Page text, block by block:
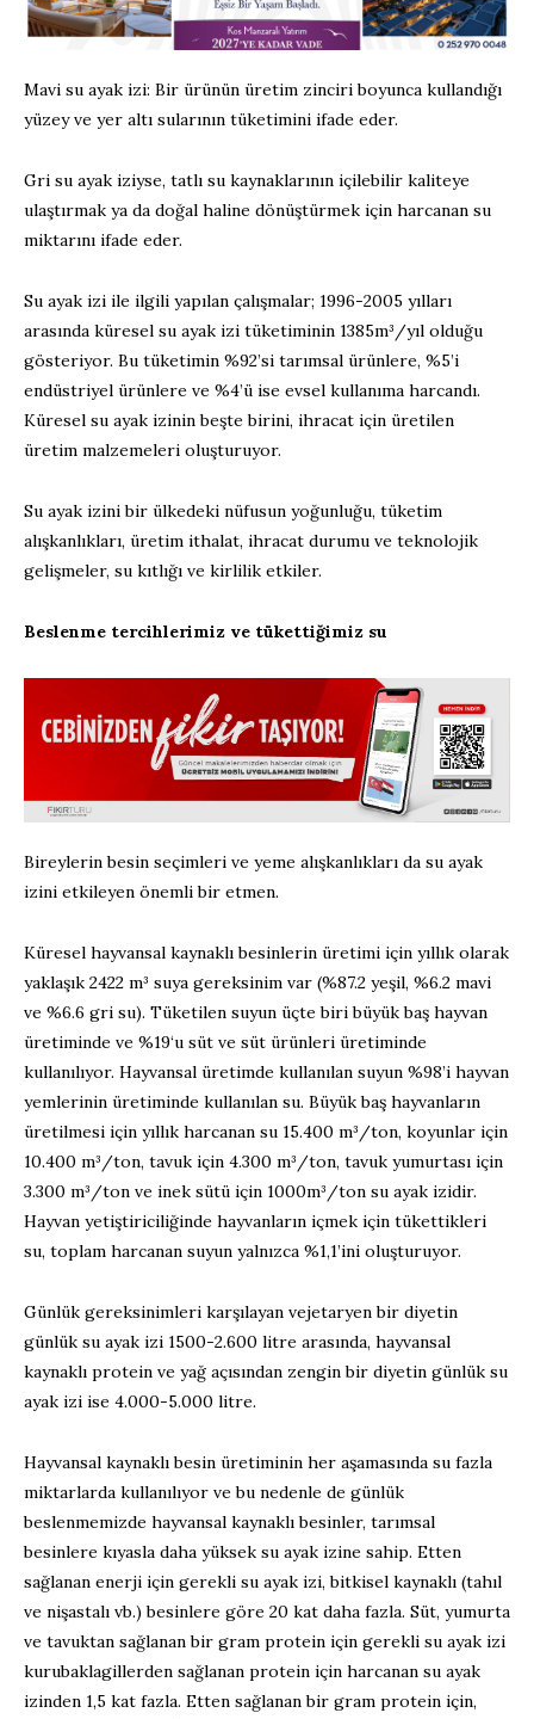
Mavi su ayak izi: Bir ürünün üretim zinciri boyunca kullandığı
yüzey ve yer altı sularının tüketimini ifade eder.
Gri su ayak iziyse, tatlı su kaynaklarının içilebilir kaliteye
ulaştırmak ya da doğal haline dönüştürmek için harcanan su
miktarını ifade eder.
Su ayak izi ile ilgili yapılan çalışmalar; 1996-2005 yılları
arasında küresel su ayak izi tüketiminin 1385m³/yıl olduğu
gösteriyor. Bu tüketimin %92’si tarımsal ürünlere, %5’i
endüstriyel ürünlere ve %4’ü ise evsel kullanıma harcandı.
Küresel su ayak izinin beşte birini, ihracat için üretilen
üretim malzemeleri oluşturuyor.
Su ayak izini bir ülkedeki nüfusun yoğunluğu, tüketim
alışkanlıkları, üretim ithalat, ihracat durumu ve teknolojik
gelişmeler, su kıtlığı ve kirlilik etkiler.
Beslenme tercihlerimiz ve tükettiğimiz su
Bireylerin besin seçimleri ve yeme alışkanlıkları da su ayak
izini etkileyen önemli bir etmen.
Küresel hayvansal kaynaklı besinlerin üretimi için yıllık olarak
yaklaşık 2422 m³ suya gereksinim var (%87.2 yeşil, %6.2 mavi
ve %6.6 gri su). Tüketilen suyun üçte biri büyük baş hayvan
üretiminde ve %19‘u süt ve süt ürünleri üretiminde
kullanılıyor. Hayvansal üretimde kullanılan suyun %98’i hayvan
yemlerinin üretiminde kullanılan su. Büyük baş hayvanların
üretilmesi için yıllık harcanan su 15.400 m³/ton, koyunlar için
10.400 m³/ton, tavuk için 4.300 m³/ton, tavuk yumurtası için
3.300 m³/ton ve inek sütü için 1000m³/ton su ayak izidir.
Hayvan yetiştiriciliğinde hayvanların içmek için tükettikleri
su, toplam harcanan suyun yalnızca %1,1’ini oluşturuyor.
Günlük gereksinimleri karşılayan vejetaryen bir diyetin
günlük su ayak izi 1500-2.600 litre arasında, hayvansal
kaynaklı protein ve yağ açısından zengin bir diyetin günlük su
ayak izi ise 4.000-5.000 litre.
Hayvansal kaynaklı besin üretiminin her aşamasında su fazla
miktarlarda kullanılıyor ve bu nedenle de günlük
beslenmemizde hayvansal kaynaklı besinler, tarımsal
besinlere kıyasla daha yüksek su ayak izine sahip. Etten
sağlanan enerji için gerekli su ayak izi, bitkisel kaynaklı (tahıl
ve nişastalı vb.) besinlere göre 20 kat daha fazla. Süt, yumurta
ve tavuktan sağlanan bir gram protein için gerekli su ayak izi
kurubaklagillerden sağlanan protein için harcanan su ayak
izinden 1,5 kat fazla. Etten sağlanan bir gram protein için,